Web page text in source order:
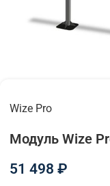
Wize Pro
Модуль Wize
51 498 ₽